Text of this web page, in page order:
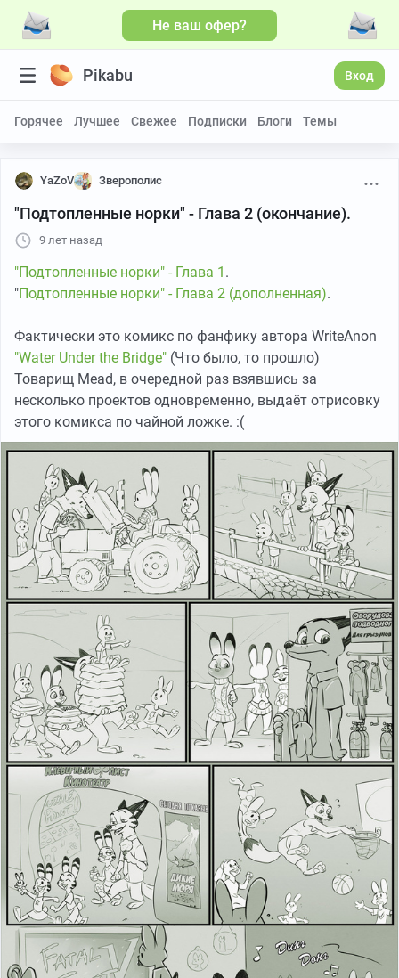
Не ваш офер?
Pikabu Вход
Горячее Лучшее Свежее Подписки Блоги Темы
YaZoV Зверополис
"Подтопленные норки" - Глава 2 (окончание).
9 лет назад
"Подтопленные норки" - Глава 1 .
"Подтопленные норки" - Глава 2 (дополненная).
Фактически это комикс по фанфику автора WriteAnon
"Water Under the Bridge" (Что было, то прошло)
Товарищ Mead, в очередной раз взявшись за
несколько проектов одновременно, выдаёт отрисовку
этого комикса по чайной ложке. :(